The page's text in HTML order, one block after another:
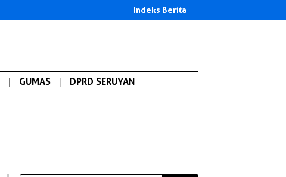
Indeks Berita
| GUMAS | DPRD SERUYAN